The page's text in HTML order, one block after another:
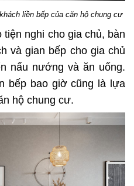
liền bếp của căn hộ chung cư
nghi cho gia chủ, bàn
và gian bếp cho gia chủ
nấu nướng và ăn uống.
bếp bao giờ cũng là lựa
hộ chung cư.